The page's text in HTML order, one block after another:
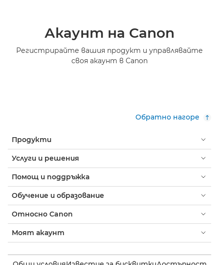
Акаунт на Canon
Регистрирайте вашия продукт и управлявайте
своя акаунт в Canon
Обратно нагоре
Продукти
Услуги и решения
Помощ и поддръжка
Обучение и образование
Относно Canon
Моят акаунт